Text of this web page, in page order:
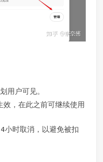
用户可见。
，在此之前可继续使用
小时取消，以避免被扣